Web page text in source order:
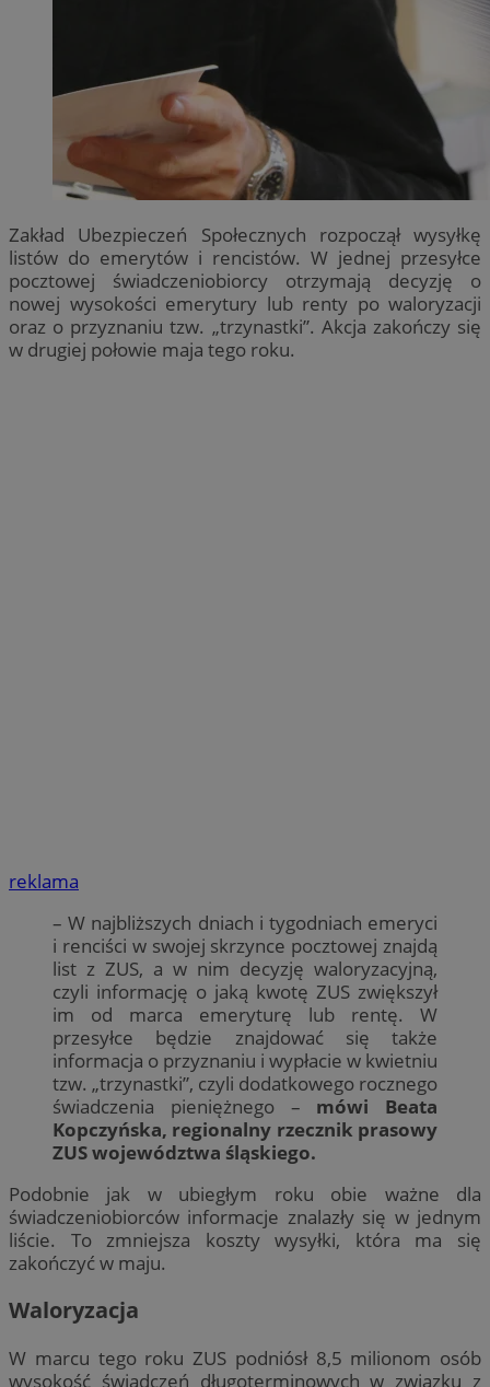
Zakład Ubezpieczeń Społecznych rozpoczął wysyłkę
listów do emerytów i rencistów. W jednej przesyłce
pocztowej świadczeniobiorcy otrzymają decyzję o
nowej wysokości emerytury lub renty po waloryzacji
oraz o przyznaniu tzw. „trzynastki”. Akcja zakończy się
w drugiej połowie maja tego roku.
reklama
– W najbliższych dniach i tygodniach emeryci
i renciści w swojej skrzynce pocztowej znajdą
list z ZUS, a w nim decyzję waloryzacyjną,
czyli informację o jaką kwotę ZUS zwiększył
im od marca emeryturę lub rentę. W
przesyłce będzie znajdować się także
informacja o przyznaniu i wypłacie w kwietniu
tzw. „trzynastki”, czyli dodatkowego rocznego
świadczenia pieniężnego – mówi Beata
Kopczyńska, regionalny rzecznik prasowy
ZUS województwa śląskiego.
Podobnie jak w ubiegłym roku obie ważne dla
świadczeniobiorców informacje znalazły się w jednym
liście. To zmniejsza koszty wysyłki, która ma się
zakończyć w maju.
Waloryzacja
W marcu tego roku ZUS podniósł 8,5 milionom osób
wysokość świadczeń długoterminowych w związku z